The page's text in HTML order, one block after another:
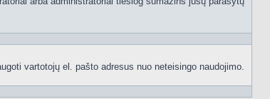
vartotojų el. pašto adresus nuo neteisingo naudojimo.